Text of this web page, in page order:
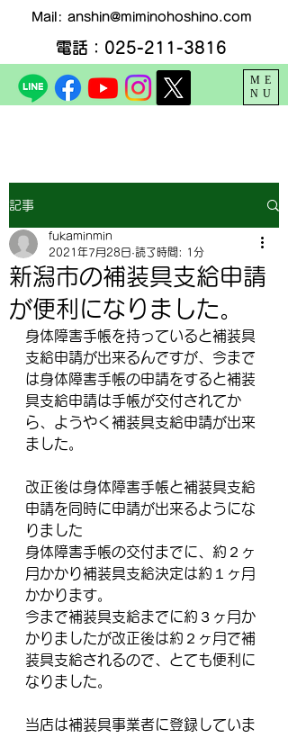
ME
NU
Mail: anshin@miminohoshino.com
電話：025-211-3816
記事
新潟市の補装具支給申請
が便利になりました。
fukaminmin
2021年7月28日 読了時間: 1分
身体障害手帳を持っていると補装具
支給申請が出来るんですが、今まで
は身体障害手帳の申請をすると補装
具支給申請は手帳が交付されてか
ら、ようやく補装具支給申請が出来
ました。
改正後は身体障害手帳と補装具支給
申請を同時に申請が出来るようにな
りました
身体障害手帳の交付までに、約２ヶ
月かかり補装具支給決定は約１ヶ月
かかります。
今まで補装具支給までに約３ヶ月か
かりましたが改正後は約２ヶ月で補
装具支給されるので、とても便利に
なりました。
当店は補装具事業者に登録していま